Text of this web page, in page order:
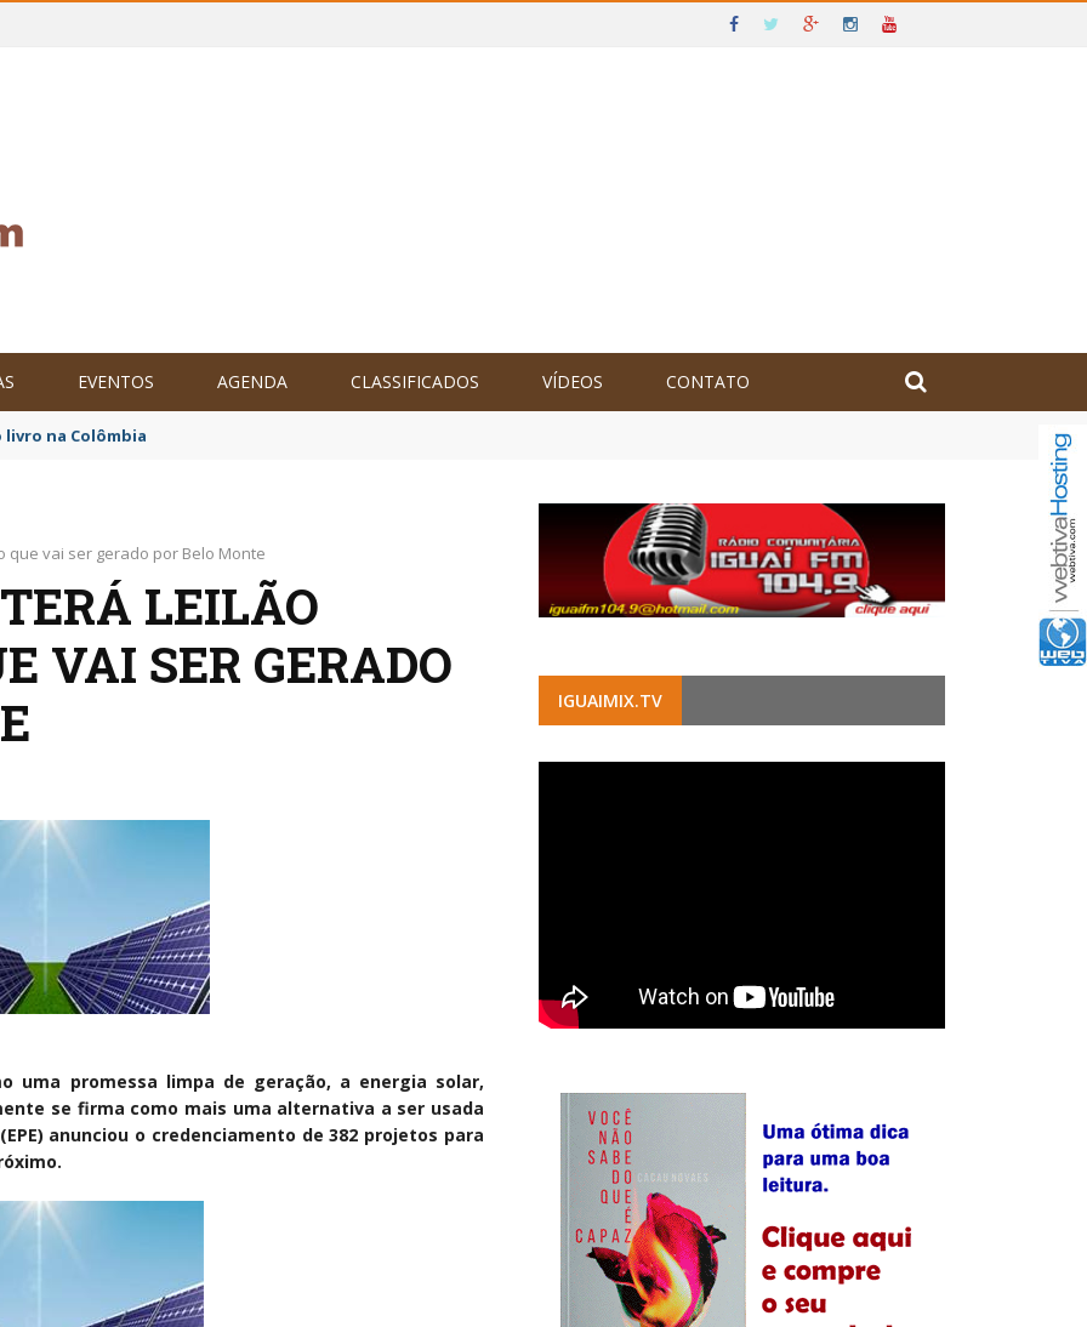
EVENTOS AGENDA CLASSIFICADOS VÍDEOS CONTATO
o Brasil no XXIV Parlamento Internacional de Escritores, na Colômbia
que vai ser gerado por Belo Monte
LEILÃO
VAI SER GERADO
uma promessa limpa de geração, a energia solar,
se firma como mais uma alternativa a ser usada
anunciou o credenciamento de 382 projetos para
IGUAIMIX.TV